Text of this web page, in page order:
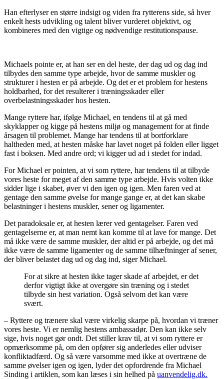
Han efterlyser en større indsigt og viden fra rytterens side, så hver
enkelt hests udvikling og talent bliver vurderet objektivt, og
kombineres med den vigtige og nødvendige restitutionspause.
Michaels pointe er, at han ser en del heste, der dag ud og dag ind
tilbydes den samme type arbejde, hvor de samme muskler og
strukturer i hesten er på arbejde. Og det er et problem for hestens
holdbarhed, for det resulterer i træningsskader eller
overbelastningsskader hos hesten.
Mange ryttere har, ifølge Michael, en tendens til at gå med
skyklapper og kigge på hestens miljø og management for at finde
årsagen til problemet. Mange har tendens til at bortforklare
haltheden med, at hesten måske har lavet noget på folden eller ligget
fast i boksen. Med andre ord; vi kigger ud ad i stedet for indad.
For Michael er pointen, at vi som ryttere, har tendens til at tilbyde
vores heste for meget af den samme type arbejde. Hvis volten ikke
sidder lige i skabet, øver vi den igen og igen. Men faren ved at
gentage den samme øvelse for mange gange er, at det kan skabe
belastninger i hestens muskler, sener og ligamenter.
Det paradoksale er, at hesten lærer ved gentagelser. Faren ved
gentagelserne er, at man nemt kan komme til at lave for mange. Det
må ikke være de samme muskler, der altid er på arbejde, og det må
ikke være de samme ligamenter og de samme tilhæftninger af sener,
der bliver belastet dag ud og dag ind, siger Michael.
For at sikre at hesten ikke tager skade af arbejdet, er det
derfor vigtigt ikke at overgøre sin træning og i stedet
tilbyde sin hest variation. Også selvom det kan være
svært.
– Ryttere og trænere skal være virkelig skarpe på, hvordan vi træner
vores heste. Vi er nemlig hestens ambassadør. Den kan ikke selv
sige, hvis noget gør ondt. Det stiller krav til, at vi som ryttere er
opmærksomme på, om den opfører sig anderledes eller udviser
konfliktadfærd. Og så være varsomme med ikke at overtræne de
samme øvelser igen og igen, lyder det opfordrende fra Michael
Sinding i artiklen, som kan læses i sin helhed på uanvendelig.dk.